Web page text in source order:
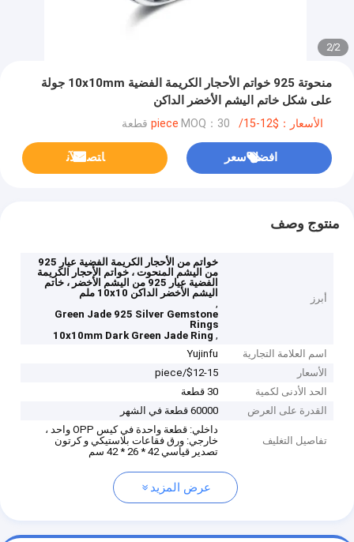
2
/
2
منحوتة 925 خواتم الأحجار الكريمة الفضية 10x10mm جولة
على شكل خاتم اليشم الأخضر الداكن
الأسعار：$12-15/piece MOQ：30 قطعة
افضل سعر ﺎﺘﺼﻟ ﺍﻶﻧ
منتوج وصف
أبرز
خواتم من الأحجار الكريمة الفضية عيار 925
من اليشم المنحوت ، خواتم الأحجار الكريمة
الفضية عيار 925 من اليشم الأخضر ، خاتم
اليشم الأخضر الداكن 10x10 ملم
,
Green Jade 925 Silver Gemstone
Rings
,
10x10mm Dark Green Jade Ring
اسم العلامة التجارية
Yujinfu
الأسعار
$12-15/piece
الحد الأدنى لكمية
30 قطعة
القدرة على العرض
60000 قطعة في الشهر
تفاصيل التغليف
داخلي: قطعة واحدة في كيس OPP واحد ،
خارجي: ورق فقاعات بلاستيكي و كرتون
تصدير قياسي 42 * 26 * 42 سم
عرض المزيد